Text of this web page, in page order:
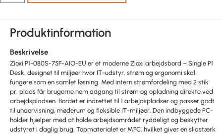
Produktinformation
Beskrivelse
Zioxi P1-080S-75F-AIO-EU er et moderne Zioxi arbejdsbord – Single P1
Desk, designet til miljøer hvor IT-udstyr, strøm og ergonomi skal
fungere som en samlet løsning. Med intern strømfordeling med 2 stik
pr. plads får brugerne nem adgang til strøm og opladning direkte ved
arbejdspladsen. Bordet er indrettet til 1 arbejdspladser og passer godt
til undervisning, møderum og fleksible IT-miljøer. Den indbyggede PC-
holder hjælper med at holde arbejdsområdet ryddeligt og beskytter
udstyret i daglig brug. Topmaterialet er MFC, hvilket giver en slidstærk